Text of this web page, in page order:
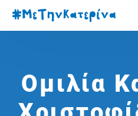
Ομιλία